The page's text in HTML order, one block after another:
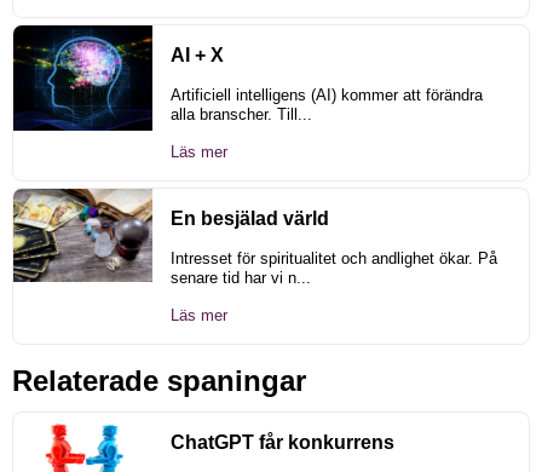
AI + X
Artificiell intelligens (AI) kommer att förändra
alla branscher. Till...
Läs mer
En besjälad värld
Intresset för spiritualitet och andlighet ökar. På
senare tid har vi n...
Läs mer
Relaterade spaningar
ChatGPT får konkurrens